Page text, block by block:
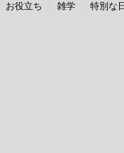
お役立ち 雑学 特別な日